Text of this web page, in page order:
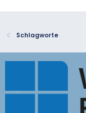
Schlagworte